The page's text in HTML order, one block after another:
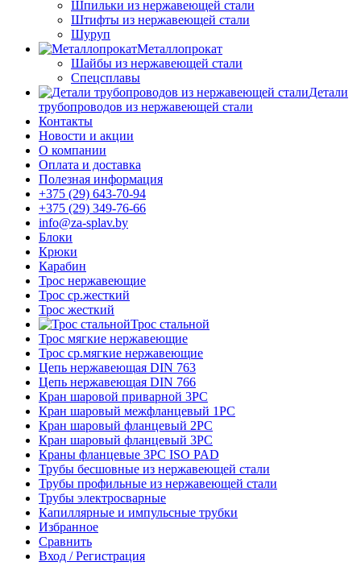
Шпильки из нержавеющей стали
Штифты из нержавеющей стали
Шуруп
Металлопрокат
Шайбы из нержавеющей стали
Спецсплавы
Детали
трубопроводов из нержавеющей стали
Контакты
Новости и акции
О компании
Оплата и доставка
Полезная информация
+375 (29) 643-70-94
+375 (29) 349-76-66
info@za-splav.by
Блоки
Крюки
Карабин
Трос нержавеющие
Трос ср.жесткий
Трос жесткий
Трос стальной
Трос мягкие нержавеющие
Трос ср.мягкие нержавеющие
Цепь нержавеющая DIN 763
Цепь нержавеющая DIN 766
Кран шаровой приварной 3PC
Кран шаровый межфланцевый 1PC
Кран шаровый фланцевый 2PC
Кран шаровый фланцевый 3PC
Краны фланцевые 3PC ISO PAD
Трубы бесшовные из нержавеющей стали
Трубы профильные из нержавеющей стали
Трубы электросварные
Капиллярные и импульсные трубки
Избранное
Сравнить
Вход / Регистрация